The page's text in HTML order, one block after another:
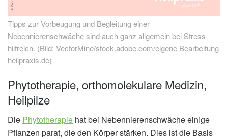
Tipps zur Vorbeugung und Begleitung einer
Nebennierenschwäche sind auch ganz allgemein bei Stress
hilfreich. (Bild: VectorMine/stock.adobe.com/eigene Bearbeitung
heilpraxis.de)
Phytotherapie, orthomolekulare Medizin,
Heilpilze
Die Phytotherapie hat bei Nebennierenschwäche einige
Pflanzen parat, die den Körper stärken. Dies ist die Basis